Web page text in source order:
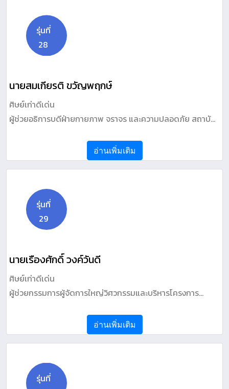
รุ่นที่
28
นายสมเกียรติ ขวัญพฤกษ์
ศิษย์เก่าดีเด่น
ผู้ช่วยอธิการบดีฝ่ายกายภาพ จราจร และความปลอดภัย สถาบัน
อ่านเพิ่มเติม
รุ่นที่
29
นายเรืองศักดิ์ วงค์วันดี
ศิษย์เก่าดีเด่น
ผู้ช่วยกรรมการผู้จัดการใหญ่วิศวกรรมและบริหารโครงการ
อ่านเพิ่มเติม
รุ่นที่